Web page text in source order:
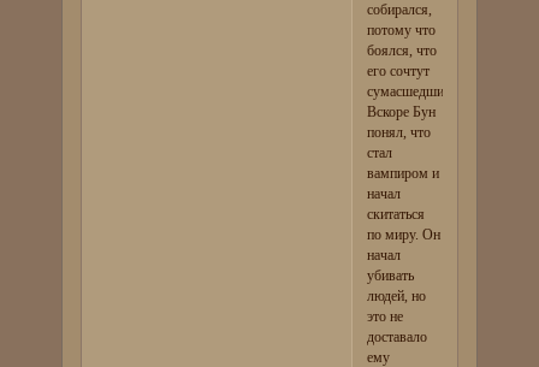
собирался,
потому что
боялся, что
его сочтут
сумасшедшим.
Вскоре Бун
понял, что
стал
вампиром и
начал
скитаться
по миру. Он
начал
убивать
людей, но
это не
доставало
ему